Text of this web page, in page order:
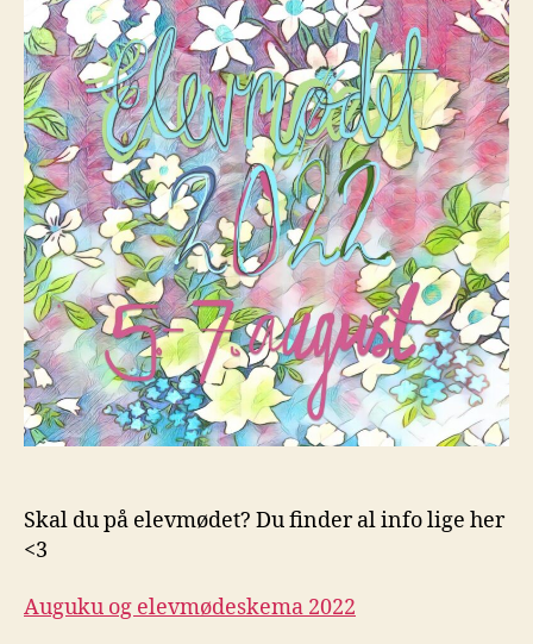
Skal du på elevmødet? Du finder al info lige her
<3
Auguku og elevmødeskema 2022